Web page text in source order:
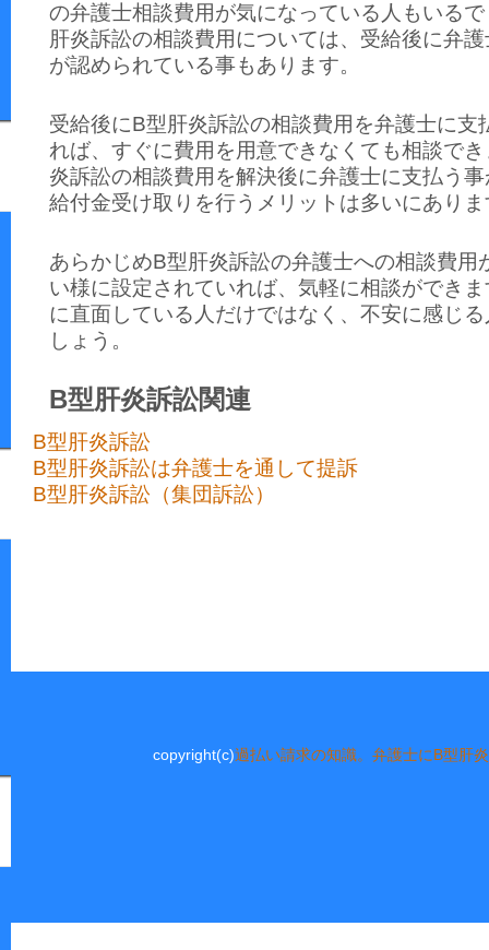
の弁護士相談費用が気になっている人もいる
肝炎訴訟の相談費用については、受給後に弁
が認められている事もあります。
受給後にB型肝炎訴訟の相談費用を弁護士に支
れば、すぐに費用を用意できなくても相談で
炎訴訟の相談費用を解決後に弁護士に支払う
給付金受け取りを行うメリットは多いにあり
あらかじめB型肝炎訴訟の弁護士への相談費用
い様に設定されていれば、気軽に相談ができ
に直面している人だけではなく、不安に感じ
しょう。
B型肝炎訴訟関連
B型肝炎訴訟
B型肝炎訴訟は弁護士を通して提訴
B型肝炎訴訟（集団訴訟）
copyright(c)過払い請求の知識。弁護士にB型肝